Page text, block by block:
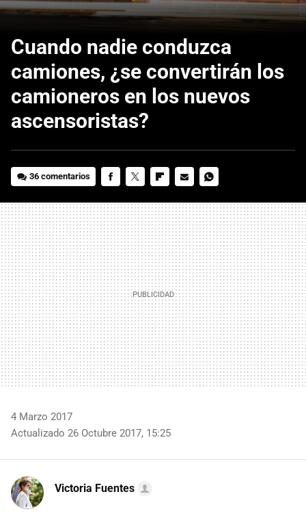
Cuando nadie conduzca
camiones, ¿se convertirán los
camioneros en los nuevos
ascensoristas?
36 comentarios
MAIL
4 Marzo 2017
Actualizado 26 Octubre 2017, 15:25
Victoria Fuentes